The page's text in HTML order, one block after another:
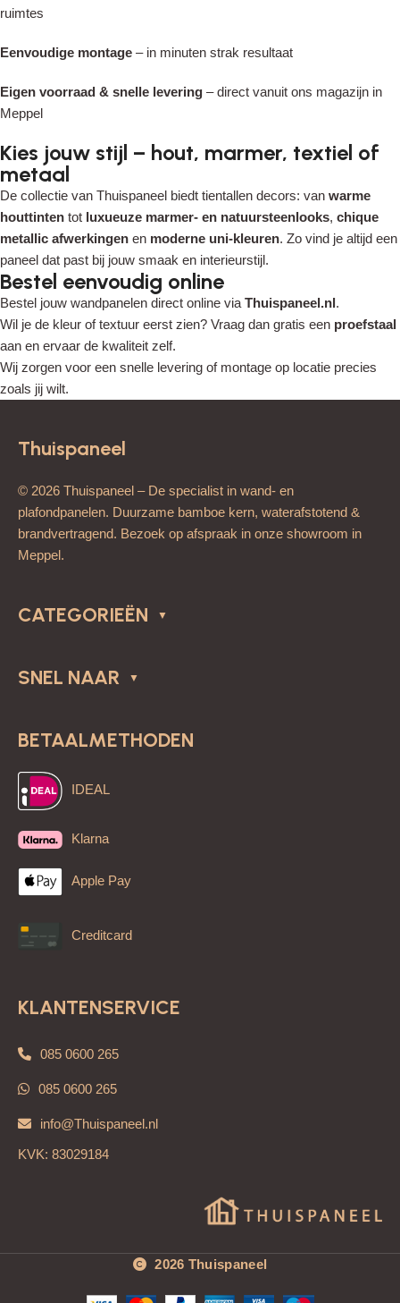
ruimtes
Eenvoudige montage – in minuten strak resultaat
Eigen voorraad & snelle levering – direct vanuit ons magazijn in
Meppel
Kies jouw stijl – hout, marmer, textiel of
metaal
De collectie van Thuispaneel biedt tientallen decors: van warme
houttinten tot luxueuze marmer- en natuursteenlooks, chique
metallic afwerkingen en moderne uni-kleuren. Zo vind je altijd een
paneel dat past bij jouw smaak en interieurstijl.
Bestel eenvoudig online
Bestel jouw wandpanelen direct online via Thuispaneel.nl.
Wil je de kleur of textuur eerst zien? Vraag dan gratis een proefstaal
aan en ervaar de kwaliteit zelf.
Wij zorgen voor een snelle levering of montage op locatie precies
zoals jij wilt.
Thuispaneel
© 2026 Thuispaneel – De specialist in wand- en
plafondpanelen. Duurzame bamboe kern, waterafstotend &
brandvertragend. Bezoek op afspraak in onze showroom in
Meppel.
CATEGORIEËN
SNEL NAAR
BETAALMETHODEN
IDEAL
Klarna
Apple Pay
Creditcard
KLANTENSERVICE
085 0600 265
085 0600 265
info@Thuispaneel.nl
KVK: 83029184
2026 Thuispaneel